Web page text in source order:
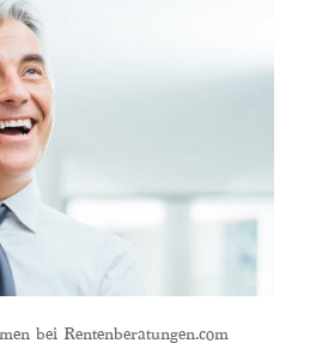
bei Rentenberatungen.com